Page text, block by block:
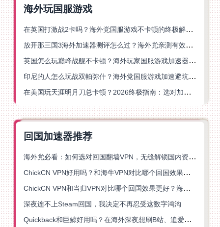
海外玩国服游戏
在英国打激战2卡吗？海外党国服游戏不卡顿的终极解决方案
放开那三国3海外加速器测评怎么过？海外党亲测有效的国服游戏加速指南
英国怎么玩巅峰战舰不卡顿？海外玩家国服游戏加速器终极指南
印尼的人怎么玩战双帕弥什？海外党国服游戏加速避坑指南
在美国玩天涯明月刀总卡顿？2026终极指南：选对加速器让你丝滑连招
回国加速器推荐
海外党必看：如何选对回国翻墙VPN，无缝解锁国内资源？
ChickCN VPN好用吗？和海牛VPN对比哪个回国效果更好？
ChickCN VPN和当归VPN对比哪个回国效果更好？海外党亲测后选了它
深夜连不上Steam回国，我决定不再忍受这数字鸿沟
Quickback和巨鲸好用吗？在海外深夜想刷B站、追爱奇艺的你，或许正需要这份答案